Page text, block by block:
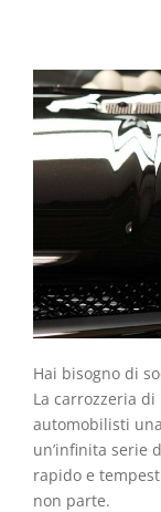
Hai bisogno di
La carrozzeria
automobilisti
un’infinita serie
rapido e
non parte.